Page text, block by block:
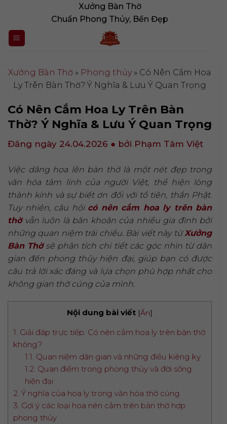
nội
dung
Xưởng Bàn Thờ
Chuẩn Phong Thủy, Bền Đẹp
Xưởng Bàn Thờ » Phong thủy » Có Nên Cắm Hoa
Ly Trên Bàn Thờ? Ý Nghĩa & Lưu Ý Quan Trọng
Có Nên Cắm Hoa Ly Trên Bàn
Thờ? Ý Nghĩa & Lưu Ý Quan Trọng
Đăng ngày 24.04.2026 ● bởi Phạm Tâm Việt
Việc dâng hoa lên bàn thờ là một nét đẹp trong
văn hóa tâm linh của người Việt, thể hiện lòng
thành kính và sự biết ơn đối với tổ tiên, thần Phật.
Tuy nhiên, câu hỏi có nên cắm hoa ly trên bàn
thờvẫn luôn là băn khoăn của nhiều gia đình bởi
những quan niệm trái chiều. Bài viết này từXưởng
Bàn Thờsẽ phân tích chi tiết các góc nhìn từ dân
gian đến phong thủy hiện đại, giúp bạn có được
câu trả lời xác đáng và lựa chọn phù hợp nhất cho
không gian thờ cúng của mình.
Nội dung bài viết [Ẩn]
1. Giải đáp trực tiếp: Có nên cắm hoa ly trên bàn thờ
không?
1.1. Quan niệm dân gian và những điều kiêng kỵ
1.2. Quan điểm trong phong thủy và đời sống
hiện đại
2. Ý nghĩa của hoa ly trong văn hóa thờ cúng
3. Gợi ý các loại hoa nên cắm trên bàn thờ hợp
phong thủy